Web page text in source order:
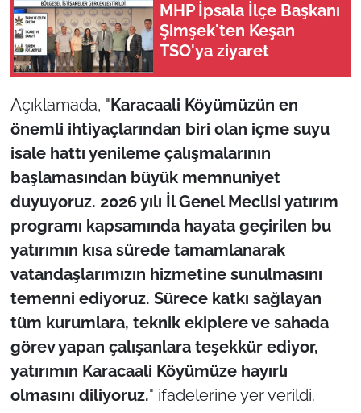
MHP İpsala İlçe Başkanı
Şimşek'ten Keşan
TSO'ya ziyaret
Açıklamada, "Karacaali Köyümüzün en
önemli ihtiyaçlarından biri olan içme suyu
isale hattı yenileme çalışmalarının
başlamasından büyük memnuniyet
duyuyoruz. 2026 yılı İl Genel Meclisi yatırım
programı kapsamında hayata geçirilen bu
yatırımın kısa sürede tamamlanarak
vatandaşlarımızın hizmetine sunulmasını
temenni ediyoruz. Sürece katkı sağlayan
tüm kurumlara, teknik ekiplere ve sahada
görev yapan çalışanlara teşekkür ediyor,
yatırımın Karacaali Köyümüze hayırlı
olmasını diliyoruz." ifadelerine yer verildi.